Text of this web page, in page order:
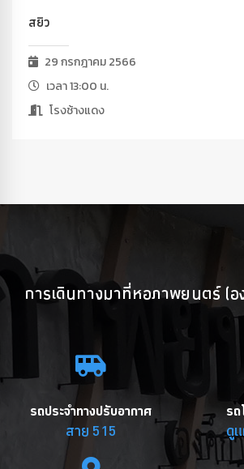
สยิว
29 กรกฎาคม 2566
เวลา 13:00 น.
โรงช้างแดง
การเดินทางมาที่หอภาพยนตร์ (
รถประจำทางปรับอากาศ
สาย 515
ร
ดู